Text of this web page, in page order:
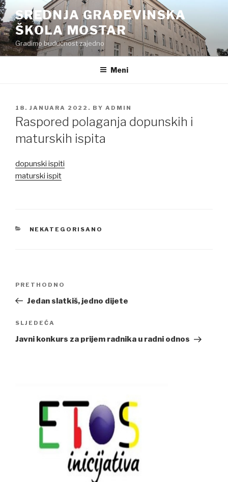
Preskoči
na
sadržaj
SREDNJA GRAĐEVINSKA
ŠKOLA MOSTAR
Gradimo budućnost zajedno
Meni
POSTED
ON
18. JANUARA 2022. BY ADMIN
Raspored polaganja dopunskih i
maturskih ispita
dopunski ispiti
maturski ispit
CATEGORIES
NEKATEGORISANO
Previous
Post
PRETHODNO
Jedan slatkiš, jedno dijete
Next
Post
SLJEDEĆA
Javni konkurs za prijem radnika u radni odnos